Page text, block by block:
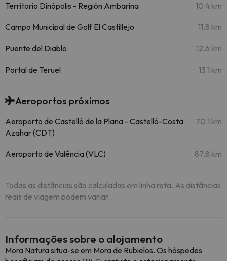
Territorio Dinópolis - Región Ambarina 10.4 km
Campo Municipal de Golf El Castillejo 11.8 km
Puente del Diablo 12.6 km
Portal de Teruel 13.1 km
Aeroportos próximos
Aeroporto de Castelló de la Plana - Castelló-Costa
Azahar (CDT)
70.1 km
Aeroporto de Valência (VLC) 87.8 km
Todas as distâncias são calculadas em linha reta. As distâncias
reais de viagem podem variar.
Informações sobre o alojamento
Mora Natura situa-se em Mora de Rubielos. Os hóspedes